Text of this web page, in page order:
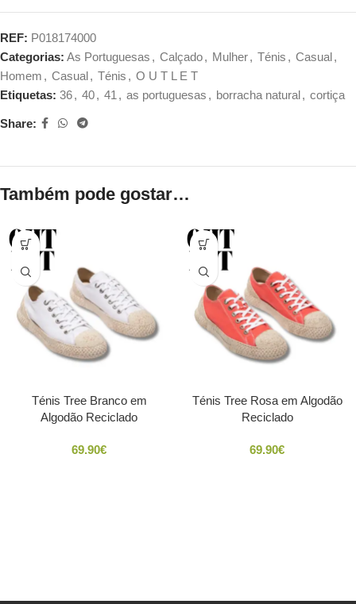
REF: P018174000
Categorias: As Portuguesas , Calçado, Mulher, Ténis , Casual,
Homem , Casual, Ténis , O U T L E T
Etiquetas: 36, 40, 41 , as portuguesas , borracha natural, cortiça
Share:
Também pode gostar…
Ténis Tree Branco em
Algodão Reciclado
69.90€
Ténis Tree Rosa em Algodão
Reciclado
69.90€